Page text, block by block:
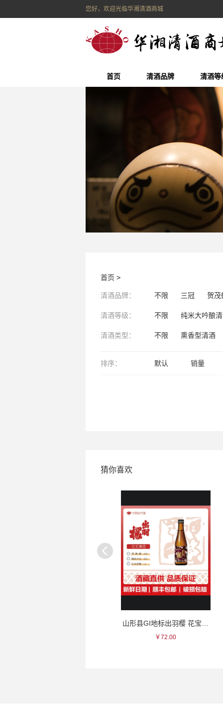
您好，欢迎光临华湘清酒商城
首页 清酒品牌 清酒等
首页 >
清酒品牌： 不限 三冠 贺茂
清酒等级： 不限 纯米大吟酿
清酒类型： 不限 熏香型清酒
排序： 默认 销量
猜你喜欢
￥72.00